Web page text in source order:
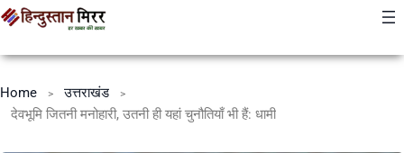
Home
उत्तराखंड
देवभूमि जितनी मनोहारी, उतनी ही यहां चुनौतियाँ भी हैं: धामी